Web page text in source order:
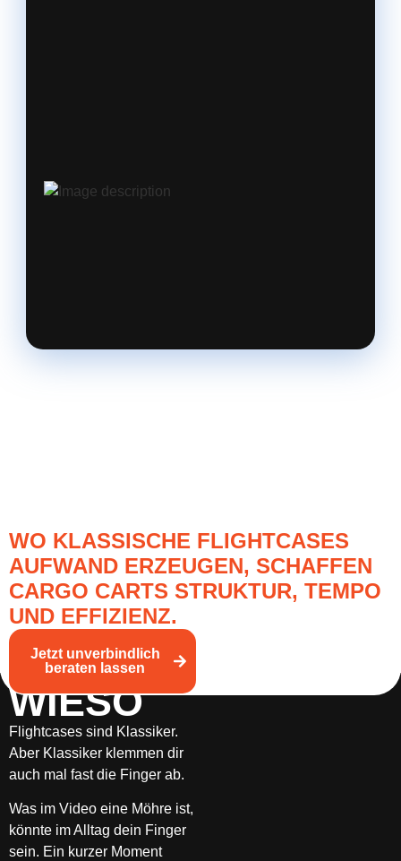
WO KLASSISCHE FLIGHTCASES
AUFWAND ERZEUGEN, SCHAFFEN
CARGO CARTS STRUKTUR, TEMPO
UND EFFIZIENZ.
Jetzt unverbindlich
beraten lassen
WIESO
Flightcases sind Klassiker.
Aber Klassiker klemmen dir
auch mal fast die Finger ab.
Was im Video eine Möhre ist,
könnte im Alltag dein Finger
sein. Ein kurzer Moment